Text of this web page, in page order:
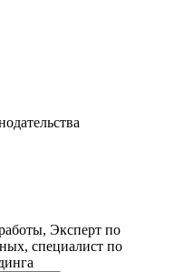
Эксперт по
специалист по